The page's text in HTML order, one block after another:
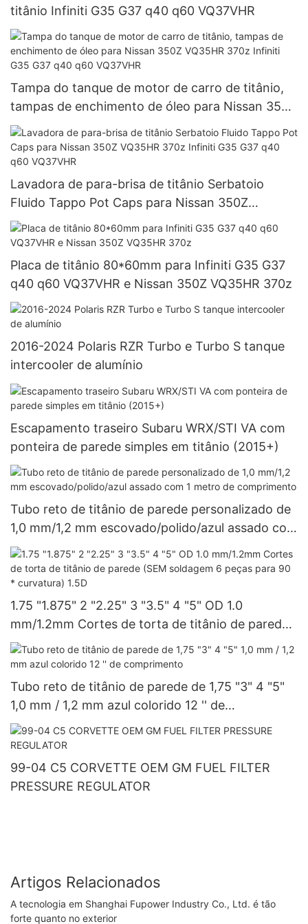
titânio Infiniti G35 G37 q40 q60 VQ37VHR
Tampa do tanque de motor de carro de titânio,
tampas de enchimento de óleo para Nissan 350Z
VQ35HR 370z Infiniti G35 G37 q40 q60
VQ37VHR
Lavadora de para-brisa de titânio Serbatoio
Fluido Tappo Pot Caps para Nissan 350Z
VQ35HR 370z Infiniti G35 G37 q40 q60
VQ37VHR
Placa de titânio 80*60mm para Infiniti G35 G37
q40 q60 VQ37VHR e Nissan 350Z VQ35HR 370z
2016-2024 Polaris RZR Turbo e Turbo S tanque
intercooler de alumínio
Escapamento traseiro Subaru WRX/STI VA com
ponteira de parede simples em titânio (2015+)
Tubo reto de titânio de parede personalizado de
1,0 mm/1,2 mm escovado/polido/azul assado com
1 metro de comprimento
1.75 "1.875" 2 "2.25" 3 "3.5" 4 "5" OD 1.0
mm/1.2mm Cortes de torta de titânio de parede
(SEM soldagem 6 peças para 90 * curvatura)
1.5D
Tubo reto de titânio de parede de 1,75 "3" 4 "5"
1,0 mm / 1,2 mm azul colorido 12 '' de
comprimento
99-04 C5 CORVETTE OEM GM FUEL FILTER
PRESSURE REGULATOR
Artigos Relacionados
A tecnologia em Shanghai Fupower Industry Co., Ltd. é tão
forte quanto no exterior